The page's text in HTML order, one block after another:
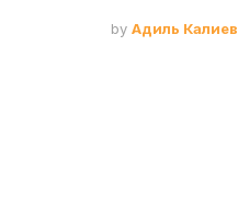
by Адиль Калиев